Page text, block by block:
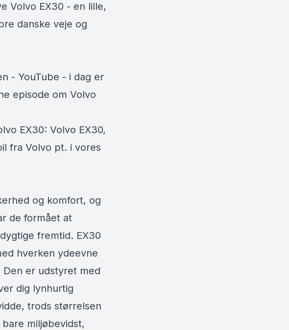
Volvo EX30 - en lille,
danske veje og
- YouTube - i dag er
episode om Volvo
EX30: Volvo EX30,
fra Volvo pt. i vores
og komfort, og
de formået at
fremtid. EX30
hverken ydeevne
er udstyret med
dig lynhurtig
trods størrelsen
miljøbevidst,